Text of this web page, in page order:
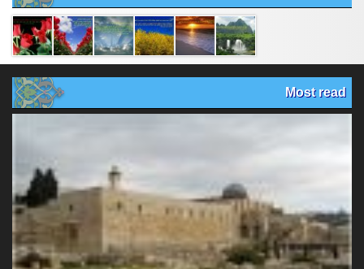
Most read